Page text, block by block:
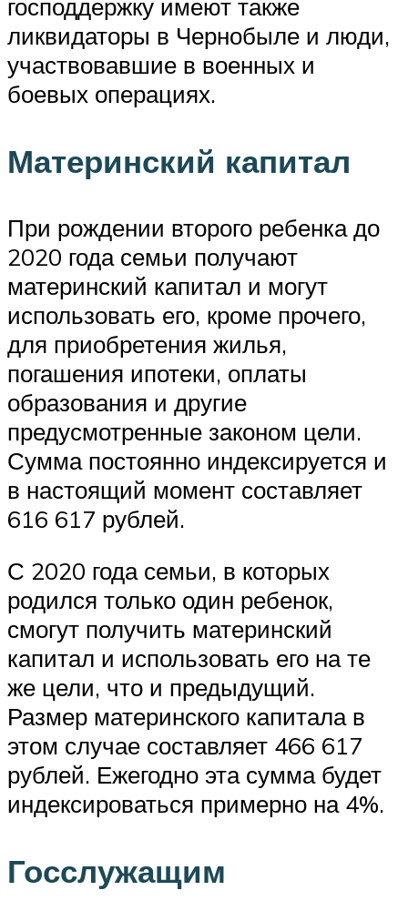
господдержку имеют также
ликвидаторы в Чернобыле и люди,
участвовавшие в военных и
боевых операциях.
Материнский капитал
При рождении второго ребенка до
2020 года семьи получают
материнский капитал и могут
использовать его, кроме прочего,
для приобретения жилья,
погашения ипотеки, оплаты
образования и другие
предусмотренные законом цели.
Сумма постоянно индексируется и
в настоящий момент составляет
616 617 рублей.
С 2020 года семьи, в которых
родился только один ребенок,
смогут получить материнский
капитал и использовать его на те
же цели, что и предыдущий.
Размер материнского капитала в
этом случае составляет 466 617
рублей. Ежегодно эта сумма будет
индексироваться примерно на 4%.
Госслужащим